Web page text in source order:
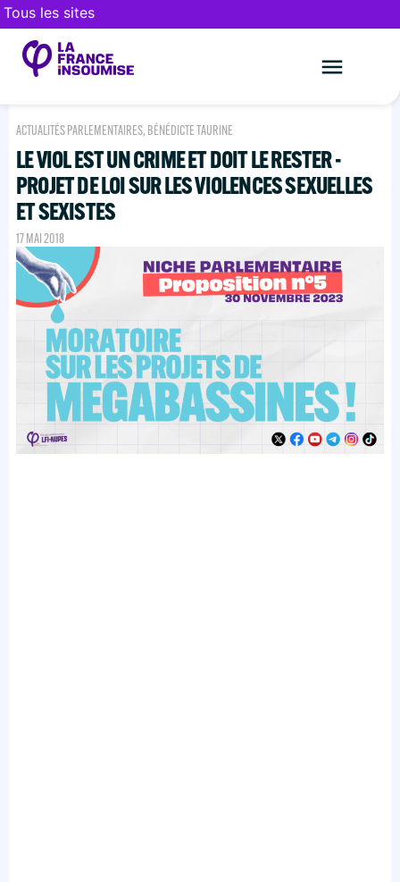
Tous les sites
ACTUALITÉS PARLEMENTAIRES, BÉNÉDICTE TAURINE
LE VIOL EST UN CRIME ET DOIT LE RESTER -
PROJET DE LOI SUR LES VIOLENCES SEXUELLES
ET SEXISTES
17 MAI 2018